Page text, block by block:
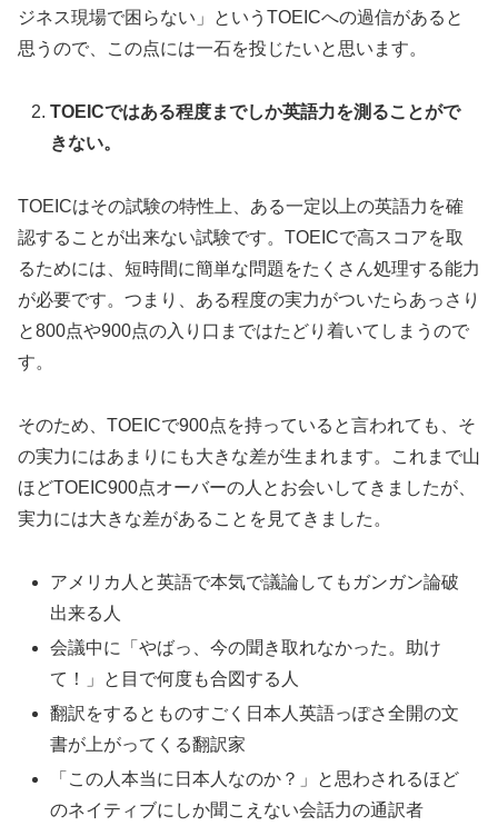
ジネス現場で困らない」というTOEICへの過信があると
思うので、この点には一石を投じたいと思います。
TOEICではある程度までしか英語力を測ることがで
きない。
TOEICはその試験の特性上、ある一定以上の英語力を確
認することが出来ない試験です。TOEICで高スコアを取
るためには、短時間に簡単な問題をたくさん処理する能力
が必要です。つまり、ある程度の実力がついたらあっさり
と800点や900点の入り口まではたどり着いてしまうので
す。
そのため、TOEICで900点を持っていると言われても、そ
の実力にはあまりにも大きな差が生まれます。これまで山
ほどTOEIC900点オーバーの人とお会いしてきましたが、
実力には大きな差があることを見てきました。
アメリカ人と英語で本気で議論してもガンガン論破
出来る人
会議中に「やばっ、今の聞き取れなかった。助け
て！」と目で何度も合図する人
翻訳をするとものすごく日本人英語っぽさ全開の文
書が上がってくる翻訳家
「この人本当に日本人なのか？」と思わされるほど
のネイティブにしか聞こえない会話力の通訳者